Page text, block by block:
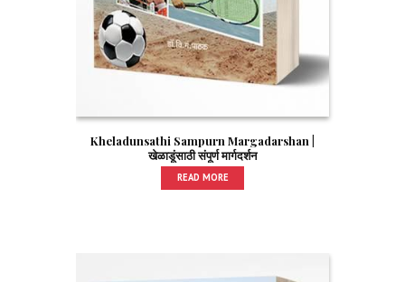
Kheladunsathi Sampurn Margadarshan |
खेळाडूंसाठी संपूर्ण मार्गदर्शन
READ MORE